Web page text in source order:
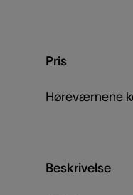
Pris
Høreværnene
Beskrivelse